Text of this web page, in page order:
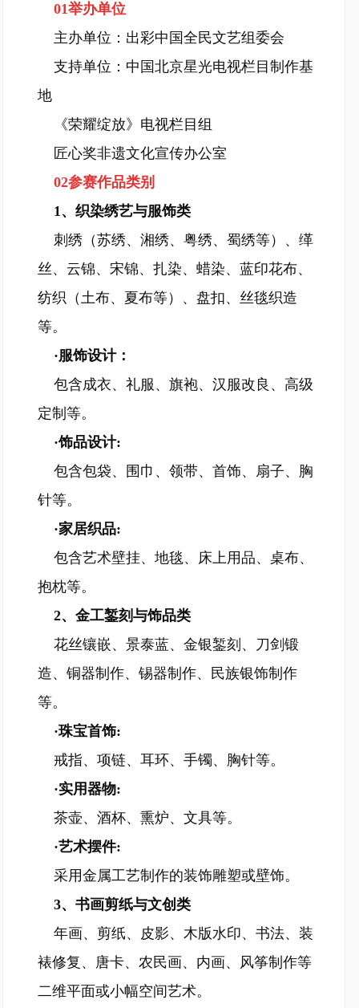
01举办单位
主办单位：出彩中国全民文艺组委会
支持单位：中国北京星光电视栏目制作基
地
《荣耀绽放》电视栏目组
匠心奖非遗文化宣传办公室
02参赛作品类别
1、织染绣艺与服饰类
刺绣（苏绣、湘绣、粤绣、蜀绣等）、缂
丝、云锦、宋锦、扎染、蜡染、蓝印花布、
纺织（土布、夏布等）、盘扣、丝毯织造
等。
·服饰设计：
包含成衣、礼服、旗袍、汉服改良、高级
定制等。
·饰品设计:
包含包袋、围巾、领带、首饰、扇子、胸
针等。
·家居织品:
包含艺术壁挂、地毯、床上用品、桌布、
抱枕等。
2、金工錾刻与饰品类
花丝镶嵌、景泰蓝、金银錾刻、刀剑锻
造、铜器制作、锡器制作、民族银饰制作
等。
·珠宝首饰:
戒指、项链、耳环、手镯、胸针等。
·实用器物:
茶壶、酒杯、熏炉、文具等。
·艺术摆件:
采用金属工艺制作的装饰雕塑或壁饰。
3、书画剪纸与文创类
年画、剪纸、皮影、木版水印、书法、装
裱修复、唐卡、农民画、内画、风筝制作等
二维平面或小幅空间艺术。